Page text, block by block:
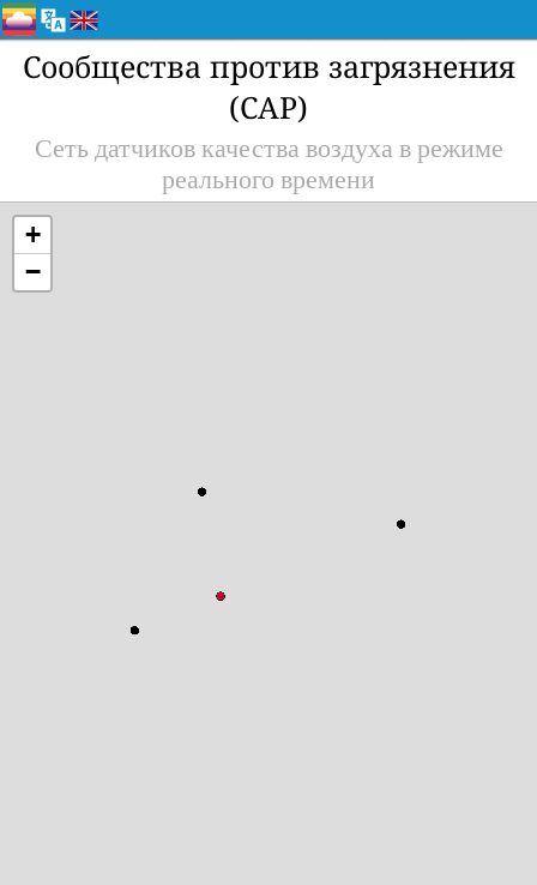
Сообщества против загрязнения
(CAP)
Сеть датчиков качества воздуха в режиме
реального времени
+
−